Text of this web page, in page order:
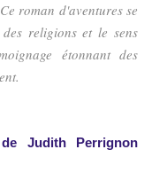
roman d'aventures se
religions et le sens
étonnant des
Judith Perrignon